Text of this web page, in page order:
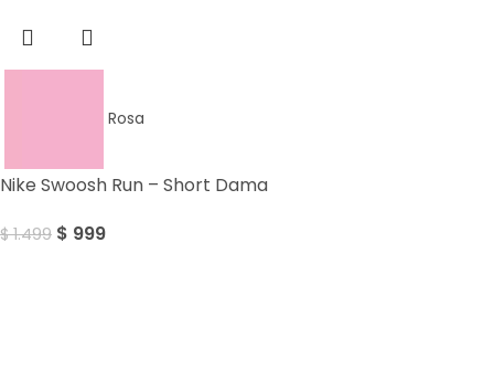
Rosa
Nike Swoosh Run – Short Dama
$1.499 $ 999